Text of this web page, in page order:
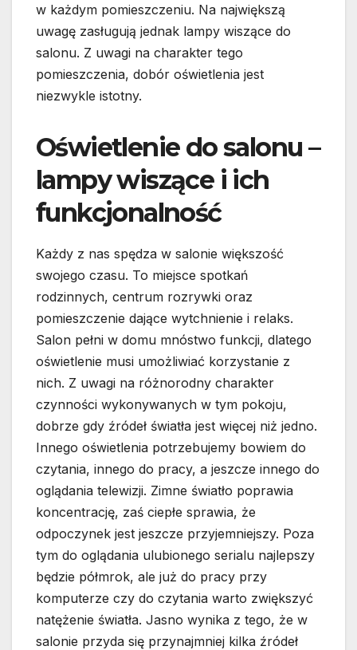
w każdym pomieszczeniu. Na największą
uwagę zasługują jednak lampy wiszące do
salonu. Z uwagi na charakter tego
pomieszczenia, dobór oświetlenia jest
niezwykle istotny.
Oświetlenie do salonu –
lampy wiszące i ich
funkcjonalność
Każdy z nas spędza w salonie większość
swojego czasu. To miejsce spotkań
rodzinnych, centrum rozrywki oraz
pomieszczenie dające wytchnienie i relaks.
Salon pełni w domu mnóstwo funkcji, dlatego
oświetlenie musi umożliwiać korzystanie z
nich. Z uwagi na różnorodny charakter
czynności wykonywanych w tym pokoju,
dobrze gdy źródeł światła jest więcej niż jedno.
Innego oświetlenia potrzebujemy bowiem do
czytania, innego do pracy, a jeszcze innego do
oglądania telewizji. Zimne światło poprawia
koncentrację, zaś ciepłe sprawia, że
odpoczynek jest jeszcze przyjemniejszy. Poza
tym do oglądania ulubionego serialu najlepszy
będzie półmrok, ale już do pracy przy
komputerze czy do czytania warto zwiększyć
natężenie światła. Jasno wynika z tego, że w
salonie przyda się przynajmniej kilka źródeł